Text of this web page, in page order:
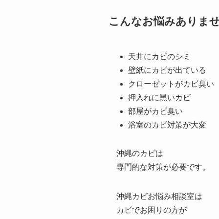
こんなお悩みありま
天井にカビのシミ
壁紙にカビが出ている
クローゼットがカビ臭い
押入れに黒いカビ
部屋がカビ臭い
浴室のカビ対策が大変
沖縄のカビは
専門的な対策が必要です。
沖縄カビお悩み相談室は
カビでお困りの方が